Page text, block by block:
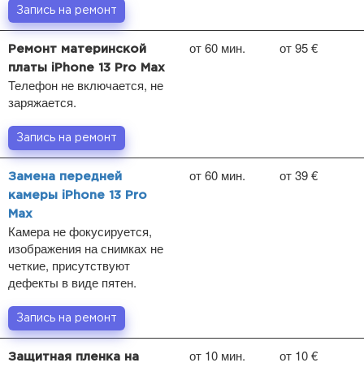
Запись на ремонт
Ремонт материнской
платы iPhone 13 Pro Max
Телефон не включается, не
заряжается.
от 60 мин. от 95 €
Запись на ремонт
Замена передней
камеры iPhone 13 Pro
Max
Камера не фокусируется,
изображения на снимках не
четкие, присутствуют
дефекты в виде пятен.
от 60 мин. от 39 €
Запись на ремонт
Защитная пленка на
от 10 мин. от 10 €